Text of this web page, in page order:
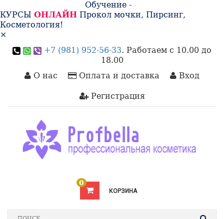
Обучение -
КУРСЫ ОНЛАЙН Прокол мочки, Пирсинг,
Косметология!
×
+7 (981) 952-56-33. Работаем с 10.00 до
18.00
О нас
Оплата и доставка Вход
Регистрация
КОРЗИНА
0